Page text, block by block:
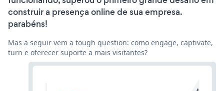
construir a presença online de sua empresa.
parabéns!
Mas a seguir vem a tough question: como engage, captivate,
turn e oferecer suporte a mais visitantes?